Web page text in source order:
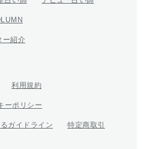
ー紹介
利用規約
ーポリシー
ガイドライン 特定商取引